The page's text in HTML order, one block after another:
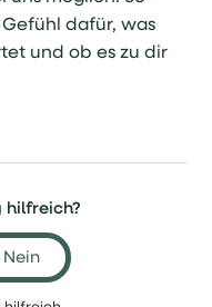
dafür, was
und ob es zu dir
hilfreich?
Nein